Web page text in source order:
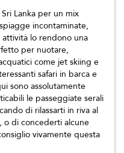
Lanka per un mix
incontaminate,
attività lo rendono una
per nuotare,
come jet skiing e
safari in barca e
sono assolutamente
le passeggiate serali
di rilassarti in riva al
o di concederti alcune
vivamente questa